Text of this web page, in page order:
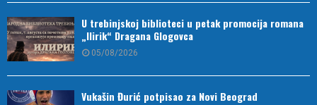
U trebinjskoj biblioteci u petak promocija romana
„Ilirik“ Dragana Glogovca
05/08/2026
Vukašin Đurić potpisao za Novi Beograd